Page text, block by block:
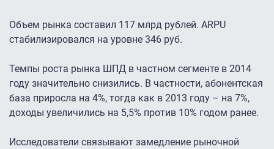
Объем рынка составил 117 млрд рублей. ARPU
стабилизировался на уровне 346 руб.
Темпы роста рынка ШПД в частном сегменте в 2014
году значительно снизились. В частности, абонентская
база приросла на 4%, тогда как в 2013 году – на 7%,
доходы увеличились на 5,5% против 10% годом ранее.
Исследователи связывают замедление рыночной